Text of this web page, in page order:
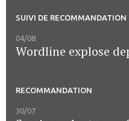
SUIVI DE RECOMMANDATION
04/08
Wordline explose
RECOMMANDATION
30/07